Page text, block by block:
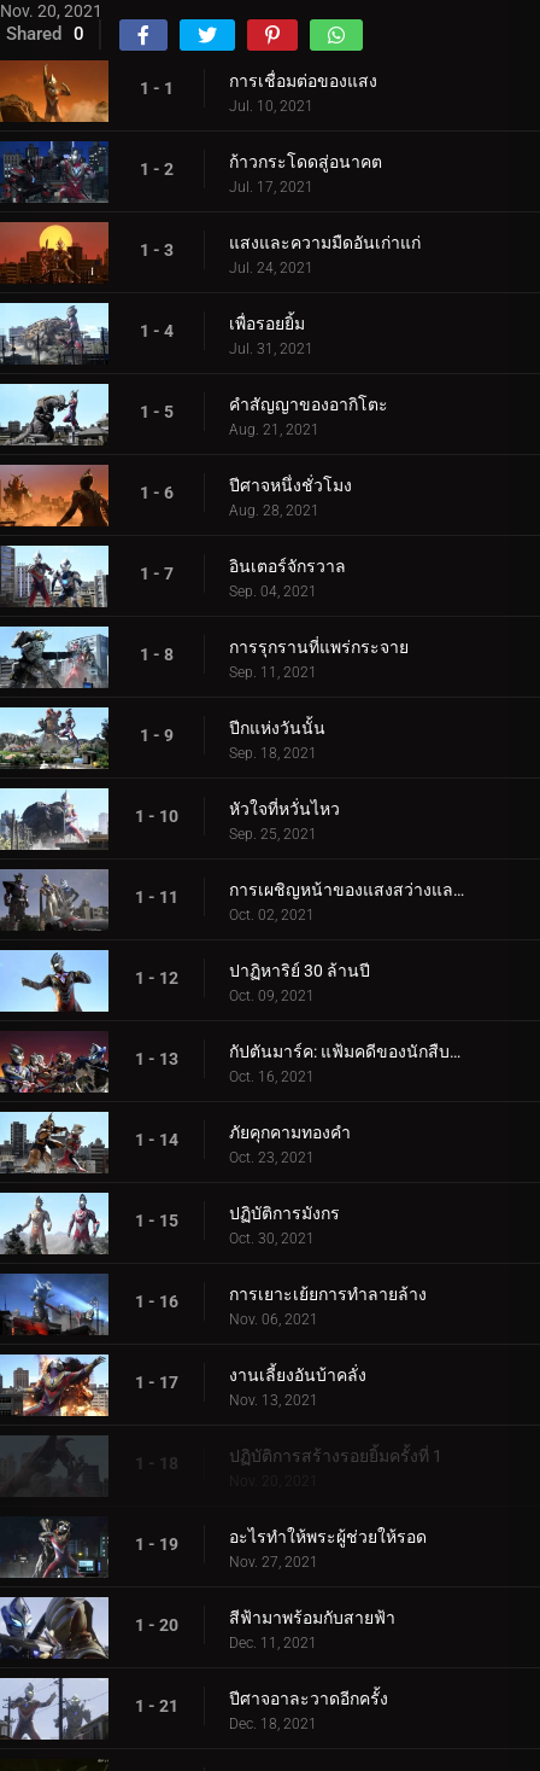
Nov. 20, 2021
Shared 0
1 - 1 การเชื่อมต่อของแสง
Jul. 10, 2021
1 - 2 ก้าวกระโดดสู่อนาคต
Jul. 17, 2021
1 - 3 แสงและความมืดอันเก่าแก่
Jul. 24, 2021
1 - 4 เพื่อรอยยิ้ม
Jul. 31, 2021
1 - 5 คำสัญญาของอากิโตะ
Aug. 21, 2021
1 - 6 ปีศาจหนึ่งชั่วโมง
Aug. 28, 2021
1 - 7 อินเตอร์จักรวาล
Sep. 04, 2021
1 - 8 การรุกรานที่แพร่กระจาย
Sep. 11, 2021
1 - 9 ปีกแห่งวันนั้น
Sep. 18, 2021
1 - 10 หัวใจที่หวั่นไหว
Sep. 25, 2021
1 - 11 การเผชิญหน้าของแสงสว่างและความมืด
Oct. 02, 2021
1 - 12 ปาฏิหาริย์ 30 ล้านปี
Oct. 09, 2021
1 - 13 กัปตันมาร์ค: แฟ้มคดีของนักสืบมาร์ลูรู
Oct. 16, 2021
1 - 14 ภัยคุกคามทองคำ
Oct. 23, 2021
1 - 15 ปฏิบัติการมังกร
Oct. 30, 2021
1 - 16 การเยาะเย้ยการทำลายล้าง
Nov. 06, 2021
1 - 17 งานเลี้ยงอันบ้าคลั่ง
Nov. 13, 2021
1 - 18 ปฏิบัติการสร้างรอยยิ้มครั้งที่ 1
1 - 19 อะไรทำให้พระผู้ช่วยให้รอด
Nov. 27, 2021
1 - 20 สีฟ้ามาพร้อมกับสายฟ้า
Dec. 11, 2021
1 - 21 ปีศาจอาละวาดอีกครั้ง
Dec. 18, 2021